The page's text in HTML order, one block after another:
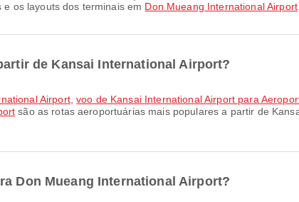
os layouts dos terminais em Don Mueang International Airport.
de Kansai International Airport?
Airport,voo de Kansai International Airport para
são as rotas aeroportuárias mais populares a partir de
Don Mueang International Airport?